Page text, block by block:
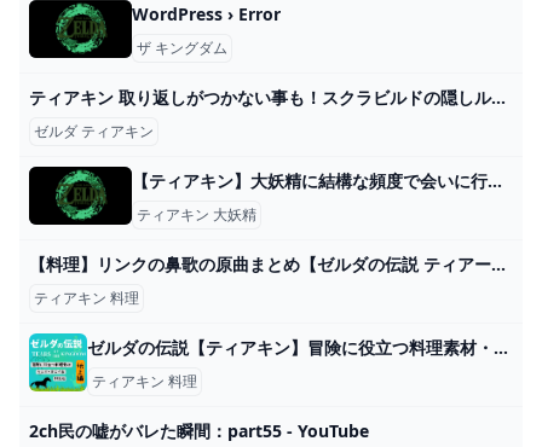
WordPress › Error
ザ キングダム
ティアキン 取り返しがつかない事も！スクラビルドの隠しルール７選 ゼルダの伝説 ティアーズ オブ ザ キングダム - YouTube
ゼルダ ティアキン
【ティアキン】大妖精に結構な頻度で会いに行ってる？ - ゼルダの伝説ティアキンまとめアンテナ
ティアキン 大妖精
【料理】リンクの鼻歌の原曲まとめ【ゼルダの伝説 ティアーズオブザキングダム】ティアキン - YouTube
ティアキン 料理
ゼルダの伝説【ティアキン】冒険に役立つ料理素材・群生地まとめ～地上編～
ティアキン 料理
2ch民の嘘がバレた瞬間：part55 - YouTube